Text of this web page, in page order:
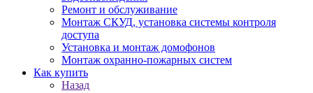
Ремонт и обслуживание
Монтаж СКУД, установка системы контроля
доступа
Установка и монтаж домофонов
Монтаж охранно-пожарных систем
Как купить
Назад